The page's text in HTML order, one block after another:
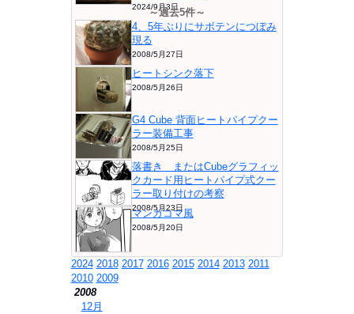
2024/9月3日
～過去5件～
4、5年ぶりにサボテンにつぼみ
現る
2008/5月27日
ヒートシンク落下
2008/5月26日
G4 Cube 背面ヒートパイプクー
ラー装備工事
2008/5月25日
落書き またはCubeグラフィッ
クカード用ヒートパイプ式クー
ラー取り付けの考察
2008/5月23日
マンガコマ風
2008/5月20日
2024 2018 2017 2016 2015 2014 2013 2011
2010 2009
2008
12月